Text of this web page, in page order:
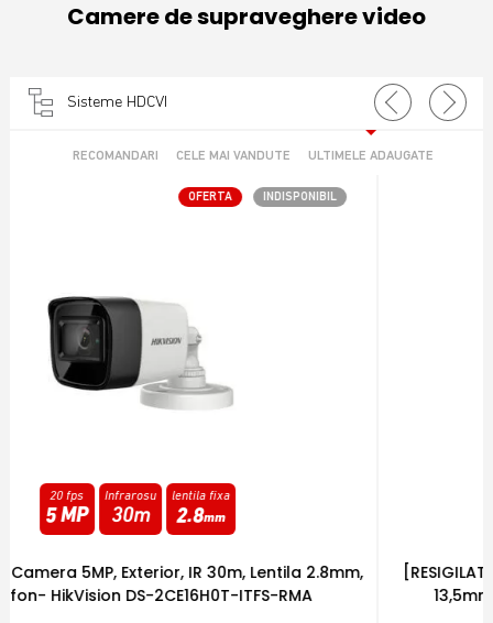
Camere de supraveghere video
Sisteme HDCVI
RECOMANDARI CELE MAI VANDUTE ULTIMELE ADAUGATE
OFERTA
25 fps
2 MP
Infrarosu
40m
[RESIGILAT] Camera 2MP varifocala, IR 40m, 2,7mm-
13,5mm - HikVision DS-2CE19D0T-VFIT3F-RMA